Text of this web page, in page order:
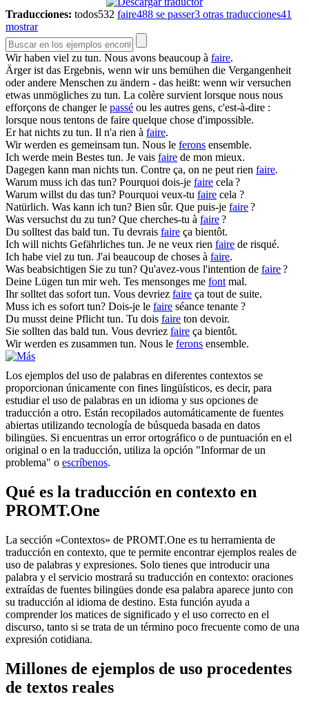
Traducciones: todos532 faire488 se passer3 otras traducciones41
mostrar
Wir haben viel zu tun. Nous avons beaucoup à faire.
Ärger ist das Ergebnis, wenn wir uns bemühen die Vergangenheit
oder andere Menschen zu ändern - das heißt: wenn wir versuchen
etwas unmögliches zu tun. La colère survient lorsque nous nous
efforçons de changer le passé ou les autres gens, c'est-à-dire :
lorsque nous tentons de faire quelque chose d'impossible.
Er hat nichts zu tun. Il n'a rien à faire.
Wir werden es gemeinsam tun. Nous le ferons ensemble.
Ich werde mein Bestes tun. Je vais faire de mon mieux.
Dagegen kann man nichts tun. Contre ça, on ne peut rien faire.
Warum muss ich das tun? Pourquoi dois-je faire cela ?
Warum willst du das tun? Pourquoi veux-tu faire cela ?
Natürlich. Was kann ich tun? Bien sûr. Que puis-je faire?
Was versuchst du zu tun? Que cherches-tu à faire?
Du solltest das bald tun. Tu devrais faire ça bientôt.
Ich will nichts Gefährliches tun. Je ne veux rien faire de risqué.
Ich habe viel zu tun. J'ai beaucoup de choses à faire.
Was beabsichtigen Sie zu tun? Qu'avez-vous l'intention de faire?
Deine Lügen tun mir weh. Tes mensonges me fontmal.
Ihr solltet das soforttun. Vous devriez faire ça tout de suite.
Muss ich es soforttun? Dois-je le faire séance tenante ?
Du musst deine Pflichttun. Tu dois faire ton devoir.
Sie sollten das bald tun. Vous devriez faire ça bientôt.
Wir werden es zusammen tun. Nous le ferons ensemble.
Los ejemplos del uso de palabras en diferentes contextos se
proporcionan únicamente con fines lingüísticos, es decir, para
estudiar el uso de palabras en un idioma y sus opciones de
traducción a otro. Están recopilados automáticamente de fuentes
abiertas utilizando tecnología de búsqueda basada en datos
bilingües. Si encuentras un error ortográfico o de puntuación en el
original o en la traducción, utiliza la opción "Informar de un
problema" o escríbenos.
Qué es la traducción en contexto en
PROMT.One
La sección «Contextos» de PROMT.One es tu herramienta de
traducción en contexto, que te permite encontrar ejemplos reales de
uso de palabras y expresiones. Solo tienes que introducir una
palabra y el servicio mostrará su traducción en contexto: oraciones
extraídas de fuentes bilingües donde esa palabra aparece junto con
su traducción al idioma de destino. Esta función ayuda a
comprender los matices de significado y el uso correcto en el
discurso, tanto si se trata de un término poco frecuente como de una
expresión cotidiana.
Millones de ejemplos de uso procedentes
de textos reales